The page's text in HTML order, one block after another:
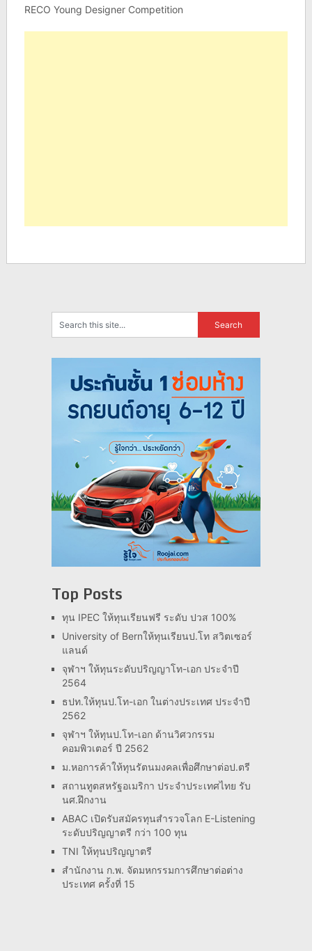
RECO Young Designer Competition
Top Posts
ทุน IPEC ให้ทุนเรียนฟรี ระดับ ปวส 100%
University of Bernให้ทุนเรียนป.โท สวิตเซอร์
แลนด์
จุฬาฯ ให้ทุนระดับปริญญาโท-เอก ประจำปี
2564
ธปท.ให้ทุนป.โท-เอก ในต่างประเทศ ประจำปี
2562
จุฬาฯ ให้ทุนป.โท-เอก ด้านวิศวกรรม
คอมพิวเตอร์ ปี 2562
ม.หอการค้าให้ทุนรัตนมงคลเพื่อศึกษาต่อป.ตรี
สถานทูตสหรัฐอเมริกา ประจำประเทศไทย รับ
นศ.ฝึกงาน
ABAC เปิดรับสมัครทุนสำรวจโลก E-Listening
ระดับปริญญาตรี กว่า 100 ทุน
TNI ให้ทุนปริญญาตรี
สำนักงาน ก.พ. จัดมหกรรมการศึกษาต่อต่าง
ประเทศ ครั้งที่ 15